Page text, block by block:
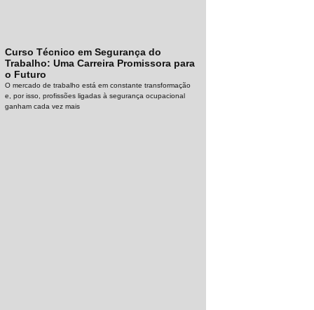
Curso Técnico em Segurança do
Trabalho: Uma Carreira Promissora para
o Futuro
O mercado de trabalho está em constante transformação
e, por isso, profissões ligadas à segurança ocupacional
ganham cada vez mais